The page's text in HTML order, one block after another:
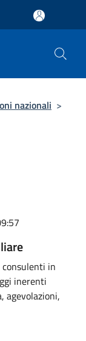
nazionali >
consulenti in
inerenti
agevolazioni,